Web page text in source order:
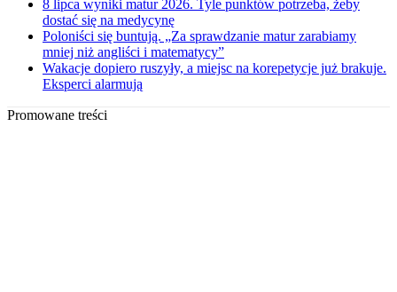
8 lipca wyniki matur 2026. Tyle punktów potrzeba, żeby
dostać się na medycynę
Poloniści się buntują. „Za sprawdzanie matur zarabiamy
mniej niż angliści i matematycy”
Wakacje dopiero ruszyły, a miejsc na korepetycje już brakuje.
Eksperci alarmują
Promowane treści